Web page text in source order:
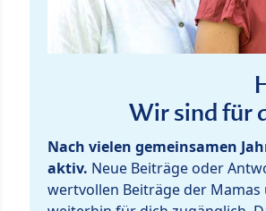
Wir sind für
Nach vielen gemeinsamen
aktiv. Neue Beiträge oder
wertvollen Beiträge der